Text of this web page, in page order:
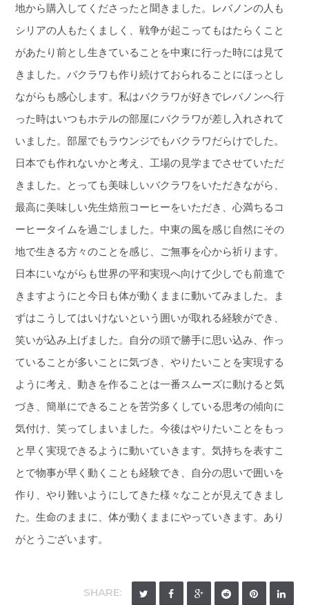
地から購入してくださったと聞きました。レバノンの人も
シリアの人もたくましく、戦争が起こってもはたらくこと
があたり前とし生きていることを中東に行った時には見て
きました。バクラワも作り続けておられることにほっとし
ながらも感心します。私はバクラワが好きでレバノンへ行
った時はいつもホテルの部屋にバクラワが差し入れされて
いました。部屋でもラウンジでもバクラワだらけでした。
日本でも作れないかと考え、工場の見学までさせていただ
きました。とっても美味しいバクラワをいただきながら、
最高に美味しい先生焙煎コーヒーをいただき、心満ちるコ
ーヒータイムを過ごしました。中東の風を感じ自然にその
地で生きる方々のことを感じ、ご無事を心から祈ります。
日本にいながらも世界の平和実現へ向けて少しでも前進で
きますようにと今日も体が動くままに動いてみました。ま
ずはこうしてはいけないという囲いが取れる経験ができ、
笑いが込み上げました。自分の頭で勝手に思い込み、作っ
ていることが多いことに気づき、やりたいことを実現する
ように考え、動きを作ることは一番スムーズに動けると気
づき、簡単にできることを苦労多くしている思考の傾向に
気付け、笑ってしまいました。今後はやりたいことをもっ
と早く実現できるように動いていきます。気持ちを表すこ
とで物事が早く動くことも経験でき、自分の思いで囲いを
作り、やり難いようにしてきた様々なことが見えてきまし
た。生命のままに、体が動くままにやっていきます。あり
がとうございます。
SHARE: